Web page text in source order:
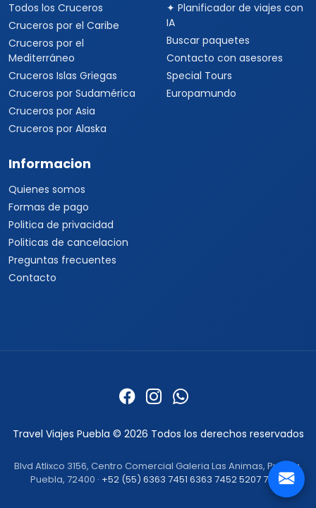
Todos los Cruceros
Cruceros por el Caribe
Cruceros por el
Mediterráneo
Cruceros Islas Griegas
Cruceros por Sudamérica
Cruceros por Asia
Cruceros por Alaska
✦ Planificador de viajes con
IA
Buscar paquetes
Contacto con asesores
Special Tours
Europamundo
Informacion
Quienes somos
Formas de pago
Politica de privacidad
Politicas de cancelacion
Preguntas frecuentes
Contacto
Travel Viajes Puebla © 2026 Todos los derechos reservados
Blvd Atlixco 3156, Centro Comercial Galeria Las Animas, Puebla,
Puebla, 72400 · +52 (55) 6363 7451 6363 74525207 7492